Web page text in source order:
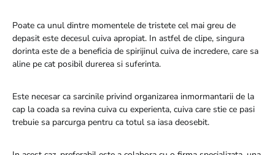
Poate ca unul dintre momentele de tristete cel mai greu de
depasit este decesul cuiva apropiat. In astfel de clipe, singura
dorinta este de a beneficia de spirijinul cuiva de incredere, care sa
aline pe cat posibil durerea si suferinta.
Este necesar ca sarcinile privind organizarea inmormantarii de la
cap la coada sa revina cuiva cu experienta, cuiva care stie ce pasi
trebuie sa parcurga pentru ca totul sa iasa deosebit.